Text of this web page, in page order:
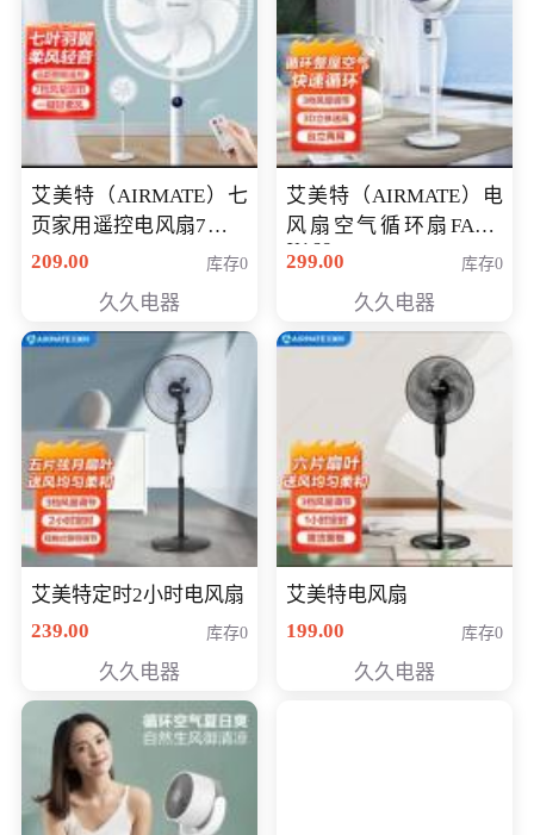
艾美特（AIRMATE）七
页家用遥控电风扇7档风
量空气循环摇头立式落
定时落地式风扇CS35-
R20
209.00 库存0
久久电器
艾美特（AIRMATE）电
风扇空气循环扇FA18-
X168
299.00 库存0
久久电器
艾美特定时2小时电风扇
239.00
库存0
久久电器
艾美特电风扇
199.00
库存0
久久电器